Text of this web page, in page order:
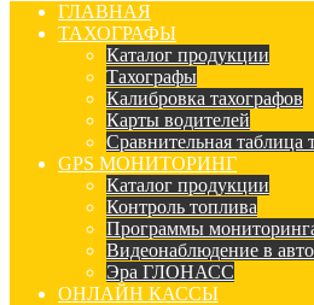
ГЛАВНАЯ
ТАХОГРАФЫ
Каталог продукции
Тахографы
Калибровка тахографов
Карты водителей
Сравнительная таблица
GPS МОНИТОРИНГ
Каталог продукции
Контроль топлива
Программы
Видеонаблюдение в
Эра ГЛОНАСС
ОНЛАЙН КАССЫ